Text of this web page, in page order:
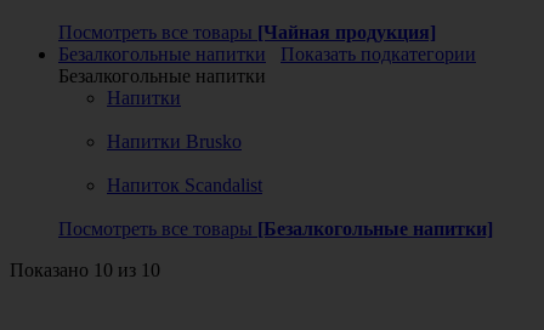
Посмотреть все товары [Чайная продукция]
Безалкогольные напитки
Показать подкатегории
Безалкогольные напитки
Напитки
Напитки Brusko
Напиток Scandalist
Посмотреть все товары [Безалкогольные напитки]
Показано 10 из 10